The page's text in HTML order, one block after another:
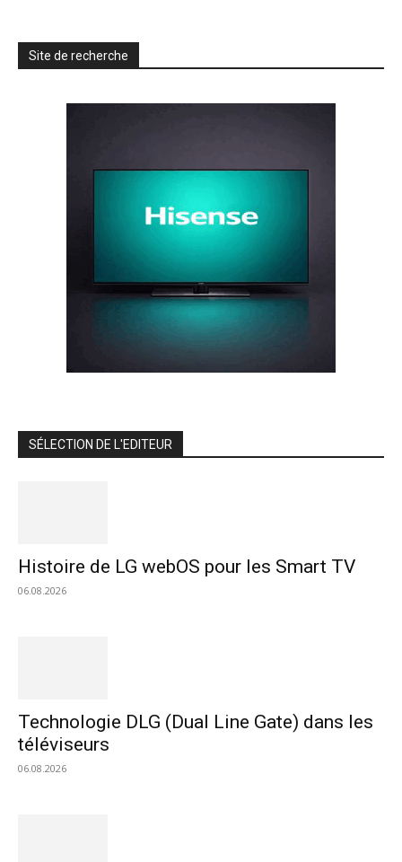
Site de recherche
SÉLECTION DE L'EDITEUR
Histoire de LG webOS pour les Smart TV
06.08.2026
Technologie DLG (Dual Line Gate) dans les
téléviseurs
06.08.2026